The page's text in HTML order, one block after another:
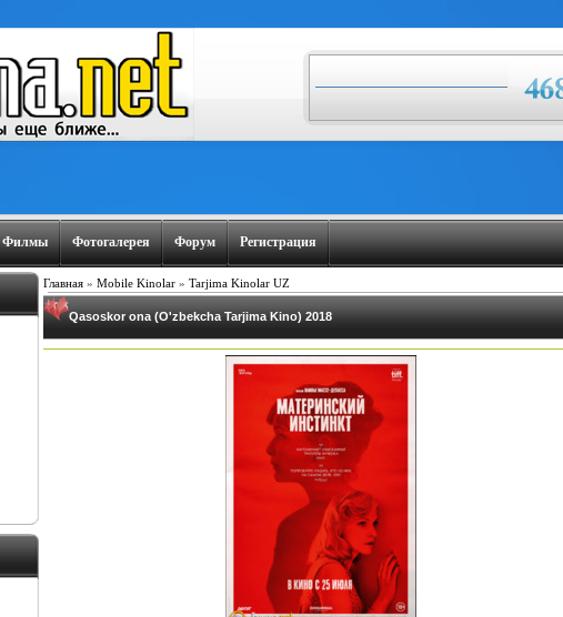
Филмы Фотогалерея Форум Регистрация
Главная» Mobile Kinolar» Tarjima Kinolar UZ
Qasoskor ona (O'zbekcha Tarjima Kino) 2018